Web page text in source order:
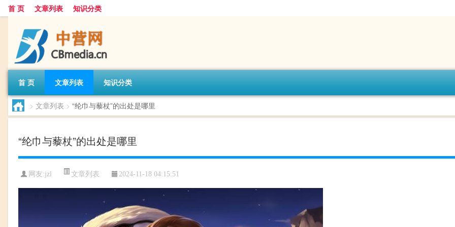
首 页 文章列表 知识分类
首 页 文章列表 知识分类
> 文章列表 > “纶巾与藜杖”的出处是哪里
“纶巾与藜杖”的出处是哪里
网友:jzl 文章列表 2024-11-18 04:15:51